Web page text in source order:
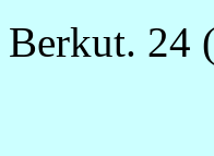
Berkut. 24